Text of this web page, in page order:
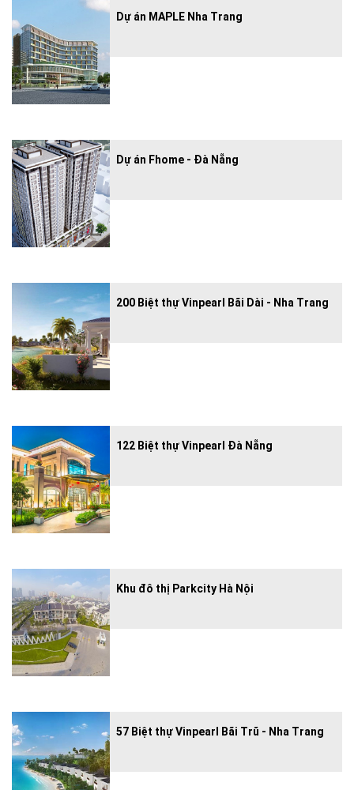
Dự án MAPLE Nha Trang
Dự án Fhome - Đà Nẵng
200 Biệt thự Vinpearl Bãi Dài - Nha Trang
122 Biệt thự Vinpearl Đà Nẵng
Khu đô thị Parkcity Hà Nội
57 Biệt thự Vinpearl Bãi Trũ - Nha Trang